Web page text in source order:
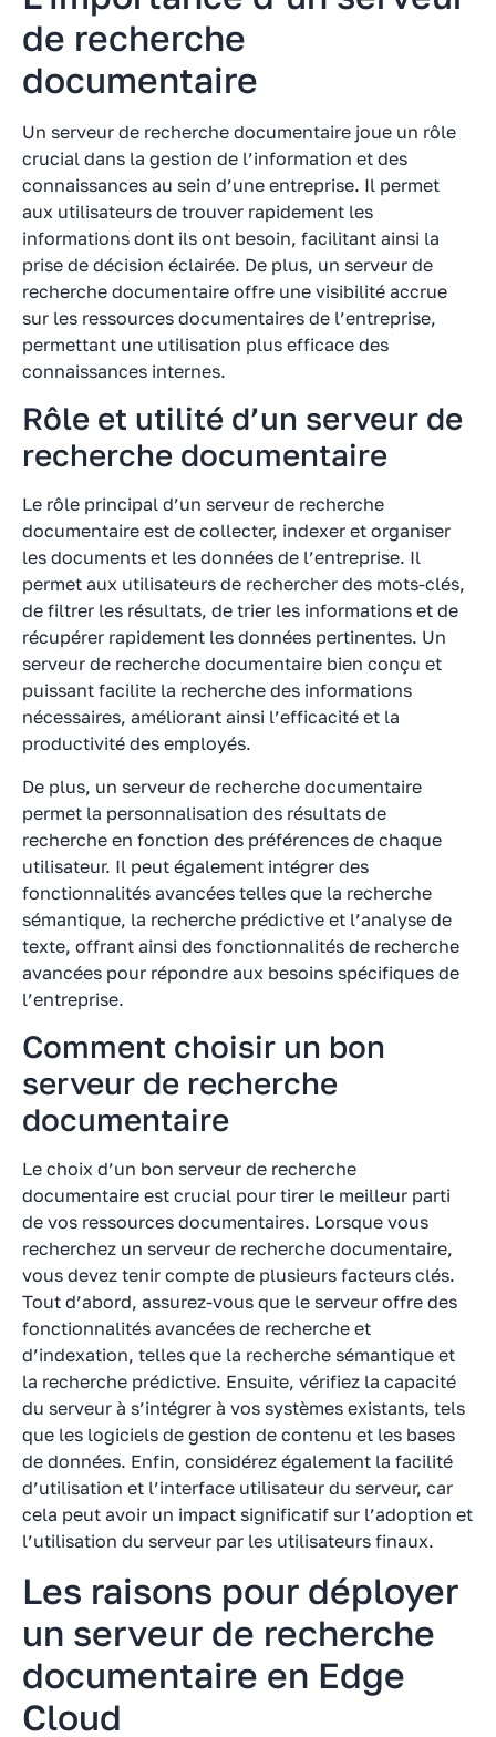
de recherche
documentaire
Un serveur de recherche documentaire joue un rôle
crucial dans la gestion de l’information et des
connaissances au sein d’une entreprise. Il permet
aux utilisateurs de trouver rapidement les
informations dont ils ont besoin, facilitant ainsi la
prise de décision éclairée. De plus, un serveur de
recherche documentaire offre une visibilité accrue
sur les ressources documentaires de l’entreprise,
permettant une utilisation plus efficace des
connaissances internes.
Rôle et utilité d’un serveur de
recherche documentaire
Le rôle principal d’un serveur de recherche
documentaire est de collecter, indexer et organiser
les documents et les données de l’entreprise. Il
permet aux utilisateurs de rechercher des mots-clés,
de filtrer les résultats, de trier les informations et de
récupérer rapidement les données pertinentes. Un
serveur de recherche documentaire bien conçu et
puissant facilite la recherche des informations
nécessaires, améliorant ainsi l’efficacité et la
productivité des employés.
De plus, un serveur de recherche documentaire
permet la personnalisation des résultats de
recherche en fonction des préférences de chaque
utilisateur. Il peut également intégrer des
fonctionnalités avancées telles que la recherche
sémantique, la recherche prédictive et l’analyse de
texte, offrant ainsi des fonctionnalités de recherche
avancées pour répondre aux besoins spécifiques de
l’entreprise.
Comment choisir un bon
serveur de recherche
documentaire
Le choix d’un bon serveur de recherche
documentaire est crucial pour tirer le meilleur parti
de vos ressources documentaires. Lorsque vous
recherchez un serveur de recherche documentaire,
vous devez tenir compte de plusieurs facteurs clés.
Tout d’abord, assurez-vous que le serveur offre des
fonctionnalités avancées de recherche et
d’indexation, telles que la recherche sémantique et
la recherche prédictive. Ensuite, vérifiez la capacité
du serveur à s’intégrer à vos systèmes existants, tels
que les logiciels de gestion de contenu et les bases
de données. Enfin, considérez également la facilité
d’utilisation et l’interface utilisateur du serveur, car
cela peut avoir un impact significatif sur l’adoption et
l’utilisation du serveur par les utilisateurs finaux.
Les raisons pour déployer
un serveur de recherche
documentaire en Edge
Cloud